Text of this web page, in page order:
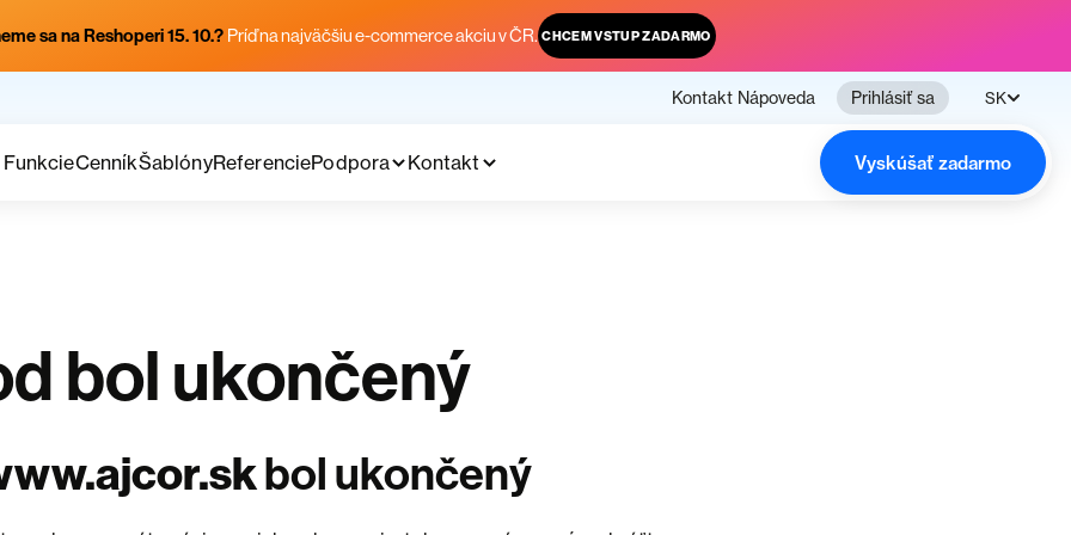
sa na Reshoperi 15. 10.? Príď na najväčšiu e-commerce akciu v ČR. CHCEM VSTUP ZADARMO
Kontakt Nápoveda Prihlásiť sa SK
FunkcieCenníkŠablónyReferenciePodpora Kontakt Vyskúšať zadarmo
bol ukončený
bol ukončený